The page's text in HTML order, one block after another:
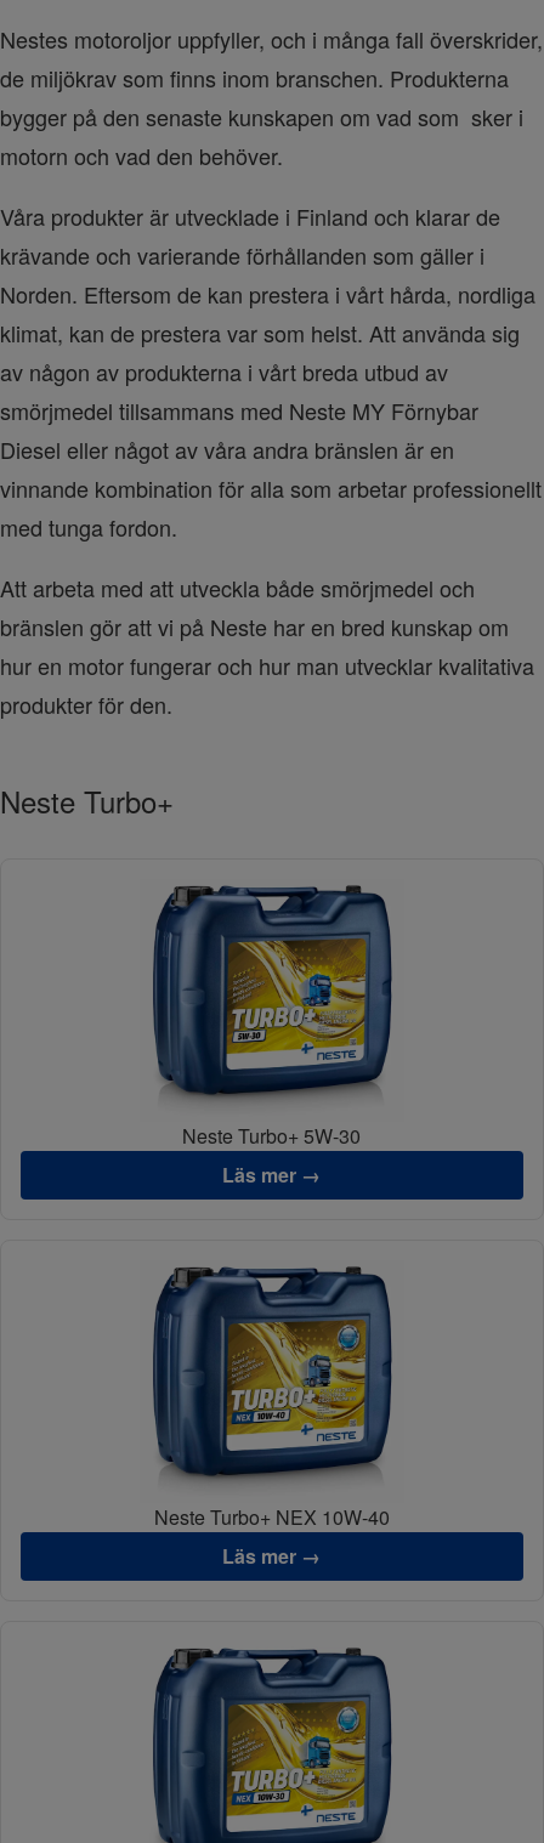
Nestes motoroljor uppfyller, och i många fall överskrider,
de miljökrav som finns inom branschen. Produkterna
bygger på den senaste kunskapen om vad som  sker i
motorn och vad den behöver.
Våra produkter är utvecklade i Finland och klarar de
krävande och varierande förhållanden som gäller i
Norden. Eftersom de kan prestera i vårt hårda, nordliga
klimat, kan de prestera var som helst. Att använda sig
av någon av produkterna i vårt breda utbud av
smörjmedel tillsammans med Neste MY Förnybar
Diesel eller något av våra andra bränslen är en
vinnande kombination för alla som arbetar professionellt
med tunga fordon.
Att arbeta med att utveckla både smörjmedel och
bränslen gör att vi på Neste har en bred kunskap om
hur en motor fungerar och hur man utvecklar kvalitativa
produkter för den.
Neste Turbo+
Neste Turbo+ 5W-30
Läs mer →
Neste Turbo+ NEX 10W-40
Läs mer →